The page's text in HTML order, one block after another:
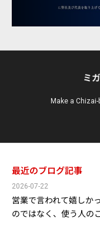
ミ
Make a Chizai-
最近のブログ記事
営業で言われて嬉しか
のではなく、使う人の
2026-07-22